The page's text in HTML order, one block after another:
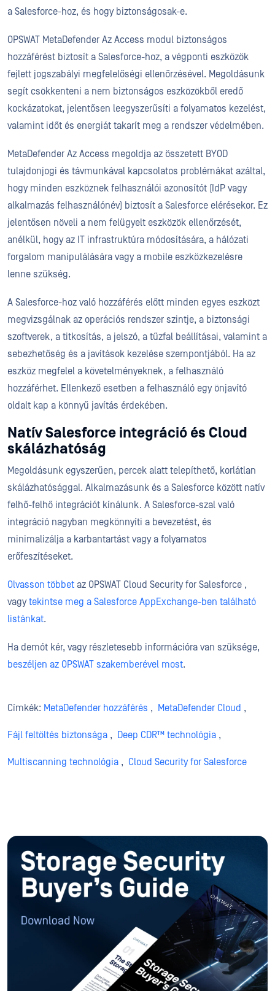
a Salesforce-hoz, és hogy biztonságosak-e.
OPSWAT MetaDefender Az Access modul biztonságos
hozzáférést biztosít a Salesforce-hoz, a végponti eszközök
fejlett jogszabályi megfelelőségi ellenőrzésével. Megoldásunk
segít csökkenteni a nem biztonságos eszközökből eredő
kockázatokat, jelentősen leegyszerűsíti a folyamatos kezelést,
valamint időt és energiát takarít meg a rendszer védelmében.
MetaDefender Az Access megoldja az összetett BYOD
tulajdonjogi és távmunkával kapcsolatos problémákat azáltal,
hogy minden eszköznek felhasználói azonosítót (IdP vagy
alkalmazás felhasználónév) biztosít a Salesforce elérésekor. Ez
jelentősen növeli a nem felügyelt eszközök ellenőrzését,
anélkül, hogy az IT infrastruktúra módosítására, a hálózati
forgalom manipulálására vagy a mobile eszközkezelésre
lenne szükség.
A Salesforce-hoz való hozzáférés előtt minden egyes eszközt
megvizsgálnak az operációs rendszer szintje, a biztonsági
szoftverek, a titkosítás, a jelszó, a tűzfal beállításai, valamint a
sebezhetőség és a javítások kezelése szempontjából. Ha az
eszköz megfelel a követelményeknek, a felhasználó
hozzáférhet. Ellenkező esetben a felhasználó egy önjavító
oldalt kap a könnyű javítás érdekében.
Natív Salesforce integráció és Cloud
skálázhatóság
Megoldásunk egyszerűen, percek alatt telepíthető, korlátlan
skálázhatósággal. Alkalmazásunk és a Salesforce között natív
felhő-felhő integrációt kínálunk. A Salesforce-szal való
integráció nagyban megkönnyíti a bevezetést, és
minimalizálja a karbantartást vagy a folyamatos
erőfeszítéseket.
Olvasson többet az OPSWAT Cloud Security for Salesforce ,
vagytekintse meg a Salesforce AppExchange-ben található
listánkat.
Ha demót kér, vagy részletesebb információra van szüksége,
beszéljen az OPSWAT szakemberével most.
Címkék: MetaDefender hozzáférés , MetaDefender Cloud ,
Fájl feltöltés biztonsága , Deep CDR™ technológia ,
Multiscanning technológia , Cloud Security for Salesforce